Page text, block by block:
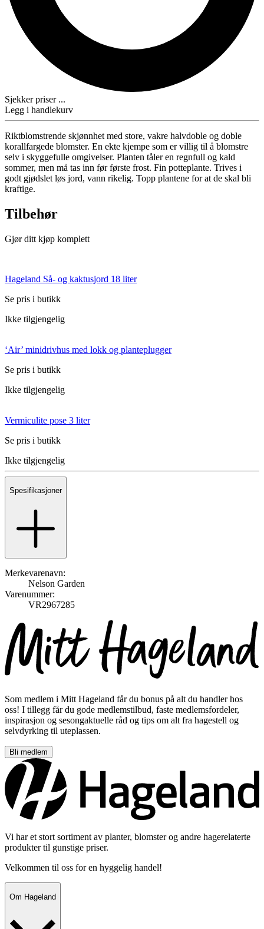
Sjekker priser ...
Legg i handlekurv
Riktblomstrende skjønnhet med store, vakre halvdoble og doble
korallfargede blomster. En ekte kjempe som er villig til å blomstre
selv i skyggefulle omgivelser. Planten tåler en regnfull og kald
sommer, men må tas inn før første frost. Fin potteplante. Trives i
godt gjødslet løs jord, vann rikelig. Topp plantene for at de skal bli
kraftige.
Tilbehør
Gjør ditt kjøp komplett
Hageland Så- og kaktusjord 18 liter
Se pris i butikk
Ikke tilgjengelig
‘Air’ minidrivhus med lokk og planteplugger
Se pris i butikk
Ikke tilgjengelig
Vermiculite pose 3 liter
Se pris i butikk
Ikke tilgjengelig
Spesifikasjoner
Merkevarenavn:
Nelson Garden
Varenummer:
VR2967285
Som medlem i Mitt Hageland får du bonus på alt du handler hos
oss! I tillegg får du gode medlemstilbud, faste medlemsfordeler,
inspirasjon og sesongaktuelle råd og tips om alt fra hagestell og
selvdyrking til uteplassen.
Bli medlem
Vi har et stort sortiment av planter, blomster og andre hagerelaterte
produkter til gunstige priser.
Velkommen til oss for en hyggelig handel!
Om Hageland